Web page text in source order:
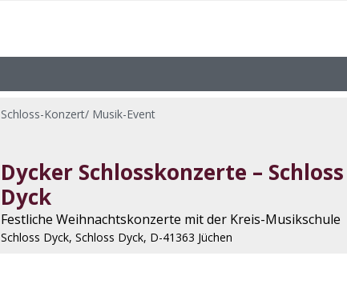
Schloss-Konzert/ Musik-Event
Dycker Schlosskonzerte – Schloss
Dyck
Festliche Weihnachtskonzerte mit der Kreis-Musikschule
Schloss Dyck, Schloss Dyck, D-41363 Jüchen